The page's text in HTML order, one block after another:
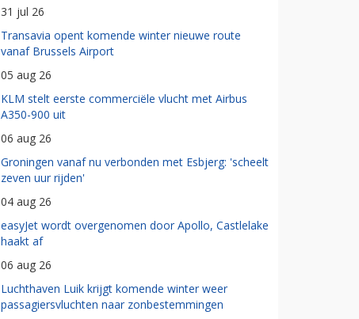
31 jul 26
Transavia opent komende winter nieuwe route
vanaf Brussels Airport
05 aug 26
KLM stelt eerste commerciële vlucht met Airbus
A350-900 uit
06 aug 26
Groningen vanaf nu verbonden met Esbjerg: 'scheelt
zeven uur rijden'
04 aug 26
easyJet wordt overgenomen door Apollo, Castlelake
haakt af
06 aug 26
Luchthaven Luik krijgt komende winter weer
passagiersvluchten naar zonbestemmingen